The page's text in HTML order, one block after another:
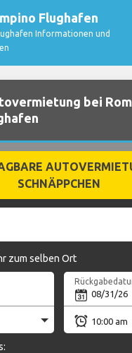
Flughafen
Informationen und
bei
SCHNÄPPCHEN
zum selben Ort